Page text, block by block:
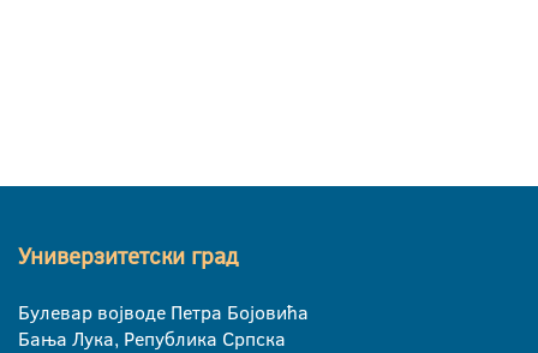
Универзитетски град
Булевар војводе Петра Бојовића
Бања Лука, Република Српска